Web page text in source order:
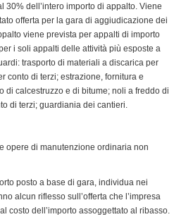
30% dell’intero importo di appalto. Viene
offerta per la gara di aggiudicazione dei
viene prevista per appalti di importo
i soli appalti delle attività più esposte a
trasporto di materiali a discarica per
conto di terzi; estrazione, fornitura e
di calcestruzzo e di bitume; noli a freddo di
di terzi; guardiania dei cantieri.
opere di manutenzione ordinaria non
posto a base di gara, individua nei
alcun riflesso sull’offerta che l’impresa
costo dell’importo assoggettato al ribasso.